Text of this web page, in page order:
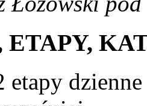
ETAPY,
etapy